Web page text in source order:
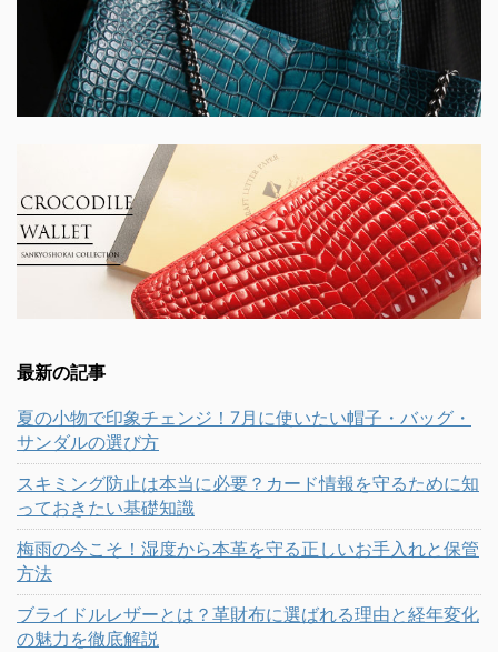
最新の記事
夏の小物で印象チェンジ！7月に使いたい帽子・バッグ・
サンダルの選び方
スキミング防止は本当に必要？カード情報を守るために知
っておきたい基礎知識
梅雨の今こそ！湿度から本革を守る正しいお手入れと保管
方法
ブライドルレザーとは？革財布に選ばれる理由と経年変化
の魅力を徹底解説